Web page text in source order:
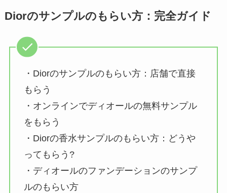
Diorのサンプルのもらい方：完全ガイド
・Diorのサンプルのもらい方：店舗で直接
もらう
・オンラインでディオールの無料サンプル
をもらう
・Diorの香水サンプルのもらい方：どうや
ってもらう?
・ディオールのファンデーションのサンプ
ルのもらい方